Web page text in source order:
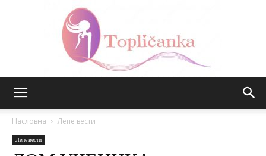
Насловна Лепе вести
Лепе вести